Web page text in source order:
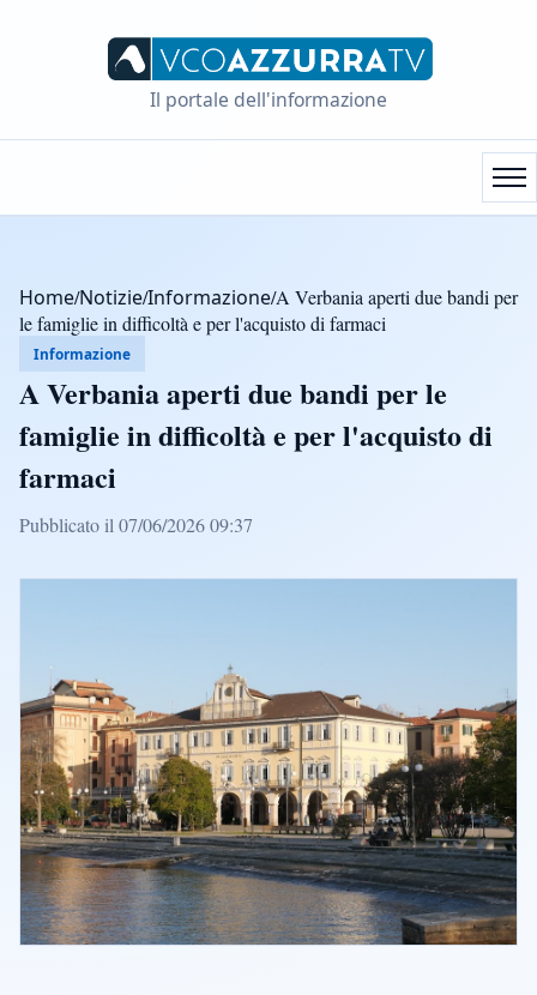
Il portale dell'informazione
Home/Notizie/Informazione/A Verbania aperti due bandi per
le famiglie in difficoltà e per l'acquisto di farmaci
Informazione
A Verbania aperti due bandi per le
famiglie in difficoltà e per l'acquisto di
farmaci
Pubblicato il 07/06/2026 09:37